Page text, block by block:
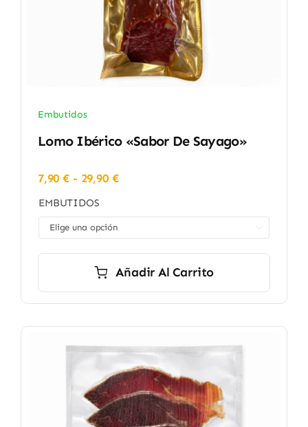
Embutidos
Lomo Ibérico «Sabor De Sayago»
7,90€ - 29,90 €Rango
desde
EMBUTIDOS
Añadir Al Carrito